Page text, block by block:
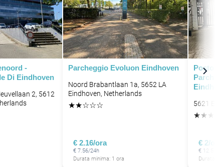
-
Di Eindhoven
2, 5612
Parcheggio Evoluon Eindhoven
Noord Brabantlaan 1a, 5652 LA
Eindhoven, Netherlands
★★☆☆☆
€ 2.16/ora
€ 7.56/24h
Durata minima: 1 ora
5621
★★ ★
€ 2/
€